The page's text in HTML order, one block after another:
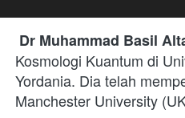
Dr Muhammad Basil
Kosmologi Kuantum di
Yordania. Dia telah
Manchester University